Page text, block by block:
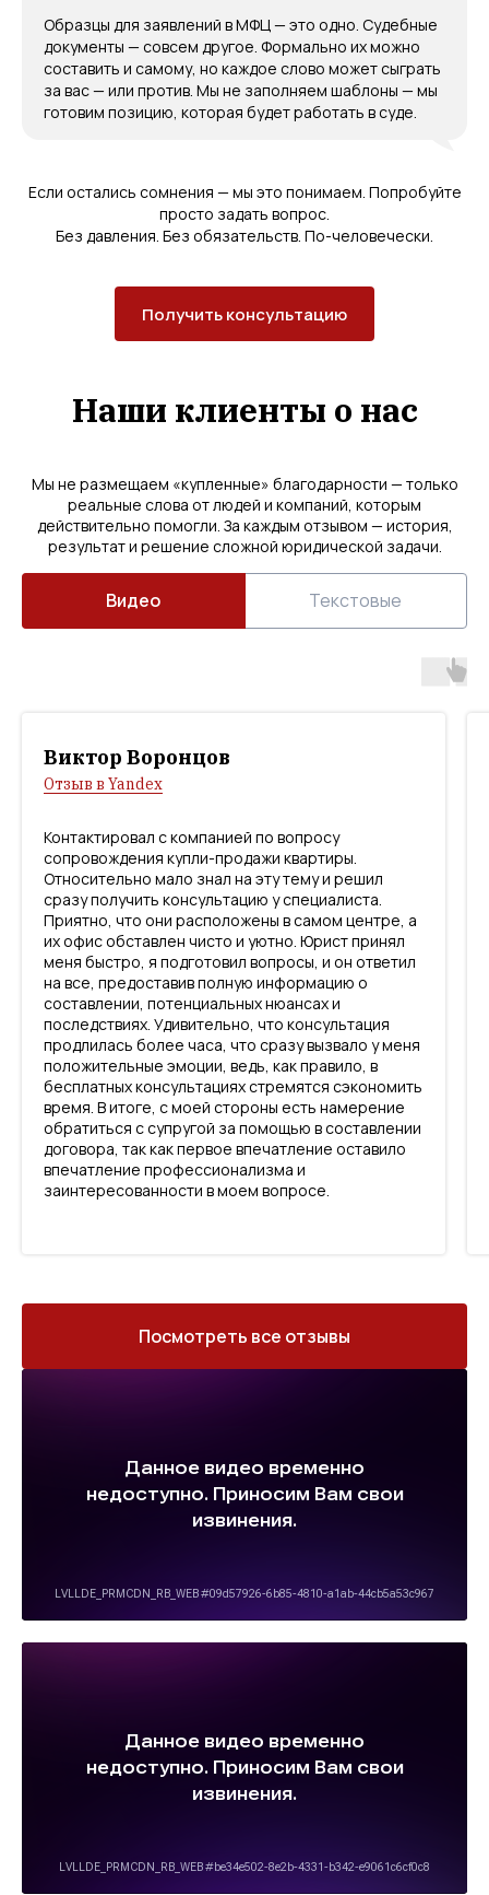
Образцы для заявлений в МФЦ — это одно. Судебные
документы — совсем другое. Формально их можно
составить и самому, но каждое слово может сыграть
за вас — или против. Мы не заполняем шаблоны — мы
готовим позицию, которая будет работать в суде.
Если остались сомнения — мы это понимаем. Попробуйте
просто задать вопрос.
Без давления. Без обязательств. По-человечески.
Получить консультацию
Наши клиенты о нас
Мы не размещаем «купленные» благодарности — только
реальные слова от людей и компаний, которым
действительно помогли. За каждым отзывом — история,
результат и решение сложной юридической задачи.
Видео Текстовые
Виктор Воронцов
Отзыв в Yandex
Контактировал с компанией по вопросу
сопровождения купли-продажи квартиры.
Относительно мало знал на эту тему и решил
сразу получить консультацию у специалиста.
Приятно, что они расположены в самом центре, а
их офис обставлен чисто и уютно. Юрист принял
меня быстро, я подготовил вопросы, и он ответил
на все, предоставив полную информацию о
составлении, потенциальных нюансах и
последствиях. Удивительно, что консультация
продлилась более часа, что сразу вызвало у меня
положительные эмоции, ведь, как правило, в
бесплатных консультациях стремятся сэкономить
время. В итоге, с моей стороны есть намерение
обратиться с супругой за помощью в составлении
договора, так как первое впечатление оставило
впечатление профессионализма и
заинтересованности в моем вопросе.
Посмотреть все отзывы